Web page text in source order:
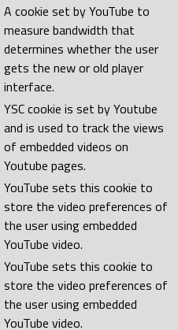
A cookie set by YouTube to
measure bandwidth that
determines whether the user
gets the new or old player
interface.
YSC cookie is set by Youtube
and is used to track the views
of embedded videos on
Youtube pages.
YouTube sets this cookie to
store the video preferences of
the user using embedded
YouTube video.
YouTube sets this cookie to
store the video preferences of
the user using embedded
YouTube video.